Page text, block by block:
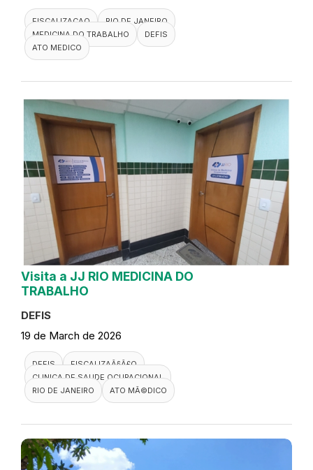
FISCALIZACAO
RIO DE JANEIRO
MEDICINA DO TRABALHO
DEFIS
ATO MEDICO
Visita a JJ RIO MEDICINA DO
TRABALHO
DEFIS
19 de March de 2026
DEFIS
FISCALIZAÃ§Ã£O
CLINICA DE SAUDE OCUPACIONAL
RIO DE JANEIRO
ATO MÃ©DICO